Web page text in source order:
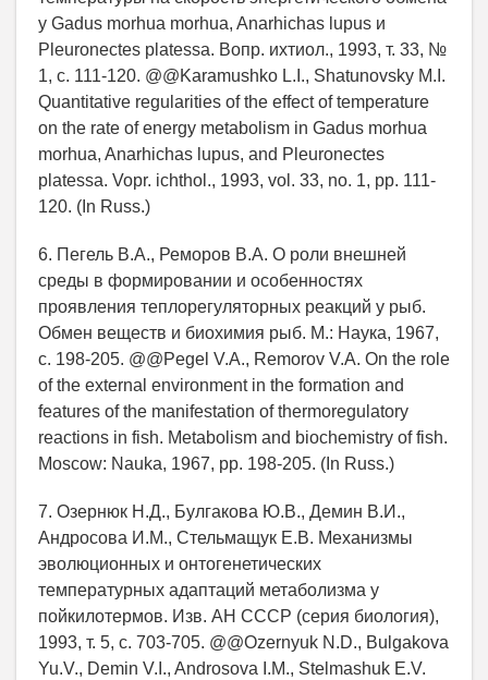
у Gadus morhua morhua, Anarhichas lupus и
Pleuronectes platessa. Вопр. ихтиол., 1993, т. 33, №
1, с. 111-120. @@Karamushko L.I., Shatunovsky M.I.
Quantitative regularities of the effect of temperature
on the rate of energy metabolism in Gadus morhua
morhua, Anarhichas lupus, and Pleuronectes
platessa. Vopr. ichthol., 1993, vol. 33, no. 1, pp. 111-
120. (In Russ.)
6. Пегель В.А., Реморов В.А. О роли внешней
среды в формировании и особенностях
проявления теплорегуляторных реакций у рыб.
Обмен веществ и биохимия рыб. М.: Наука, 1967,
c. 198-205. @@Pegel V.A., Remorov V.A. On the role
of the external environment in the formation and
features of the manifestation of thermoregulatory
reactions in fish. Metabolism and biochemistry of fish.
Moscow: Nauka, 1967, pp. 198-205. (In Russ.)
7. Озернюк Н.Д., Булгакова Ю.В., Демин В.И.,
Андросова И.М., Стельмащук Е.В. Механизмы
эволюционных и онтогенетических
температурных адаптаций метаболизма у
пойкилотермов. Изв. АН СССР (серия биология),
1993, т. 5, с. 703-705. @@Ozernyuk N.D., Bulgakova
Yu.V., Demin V.I., Androsova I.M., Stelmashuk E.V.